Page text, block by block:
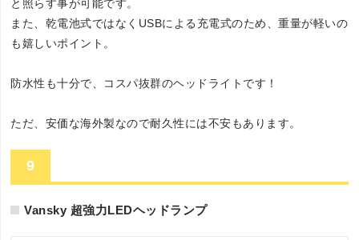
と照らす事が可能です。
また、乾電池式ではなくUSBによる充電式のため、重量が軽いの
も嬉しいポイント。
防水性も十分で、コスパ抜群のヘッドライトです！
ただ、安価な海外製なので耐久性には不安もあります。
9
Vansky 超強力LEDヘッドランプ